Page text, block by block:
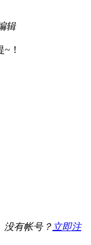
辑
！
没有帐号？ 立即注